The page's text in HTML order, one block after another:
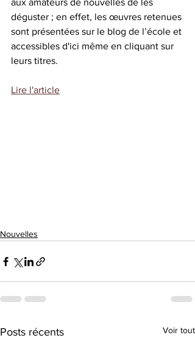
aux amateurs de nouvelles de les
déguster ; en effet, les œuvres retenues
sont présentées sur le blog de l’école et
accessibles d'ici même en cliquant sur
leurs titres.
Lire l'article
Nouvelles
Posts récents Voir tout